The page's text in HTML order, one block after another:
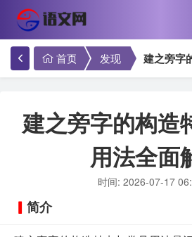
首页 发现 建之旁字
建之旁字的构造
用法全面
时间: 2026-07-17
简介